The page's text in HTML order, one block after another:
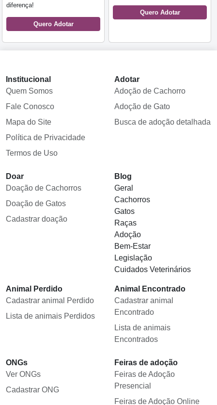
diferença!
Quero Adotar
Quero Adotar
Institucional
Quem Somos
Fale Conosco
Mapa do Site
Política de Privacidade
Termos de Uso
Adotar
Adoção de Cachorro
Adoção de Gato
Busca de adoção detalhada
Doar
Doação de Cachorros
Doação de Gatos
Cadastrar doação
Blog
Geral
Cachorros
Gatos
Raças
Adoção
Bem-Estar
Legislação
Cuidados Veterinários
Animal Perdido
Cadastrar animal Perdido
Lista de animais Perdidos
Animal Encontrado
Cadastrar animal
Encontrado
Lista de animais
Encontrados
ONGs
Ver ONGs
Cadastrar ONG
Feiras de adoção
Feiras de Adoção
Presencial
Feiras de Adoção Online